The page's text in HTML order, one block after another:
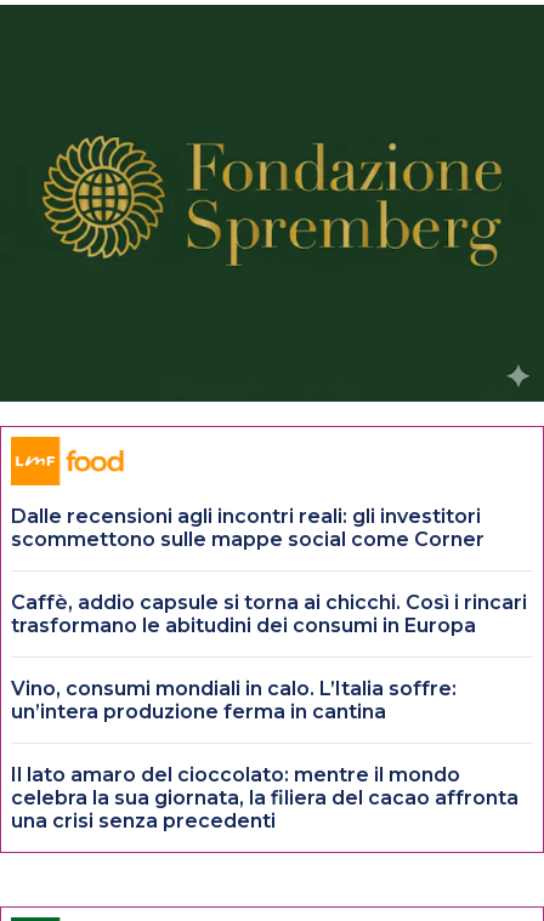
Dalle recensioni agli incontri reali: gli investitori
scommettono sulle mappe social come Corner
Caffè, addio capsule si torna ai chicchi. Così i rincari
trasformano le abitudini dei consumi in Europa
Vino, consumi mondiali in calo. L’Italia soffre:
un’intera produzione ferma in cantina
Il lato amaro del cioccolato: mentre il mondo
celebra la sua giornata, la filiera del cacao affronta
una crisi senza precedenti